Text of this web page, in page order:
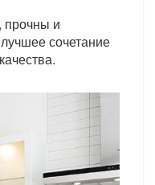
и
сочетание